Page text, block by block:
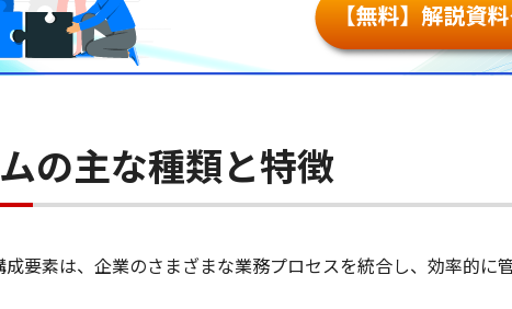
の主な種類と特徴
要素は、企業のさまざまな業務プロセスを統合し、効率的に